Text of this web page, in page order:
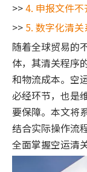
>>4. 申报文件不
>> 5. 数字化清关
随着全球贸易的
体，其清关程序
和物流成本。空
必经环节，也是
要保障。本文将
结合实际操作流
全面掌握空运清